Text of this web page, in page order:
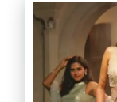
നെടുമങ്ങാട്
അരുവിക്കര